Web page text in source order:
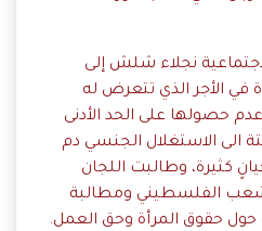
نجلاء شلش إلى
في الأجر الذي تتعرض له
حصولها على الحد الأدنى
الى الاستغلال الجنسي دم
كثيرة، وطالبت اللجان
الفلسطيني ومطالبة
حول حقوق المرأة وحق العمل.